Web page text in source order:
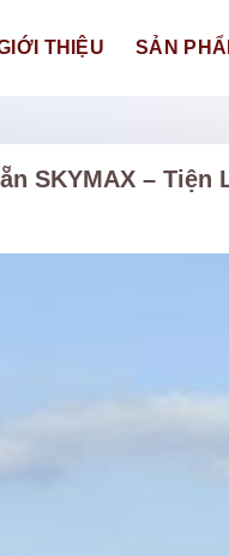
THIỆU SẢN
SKYMAX –